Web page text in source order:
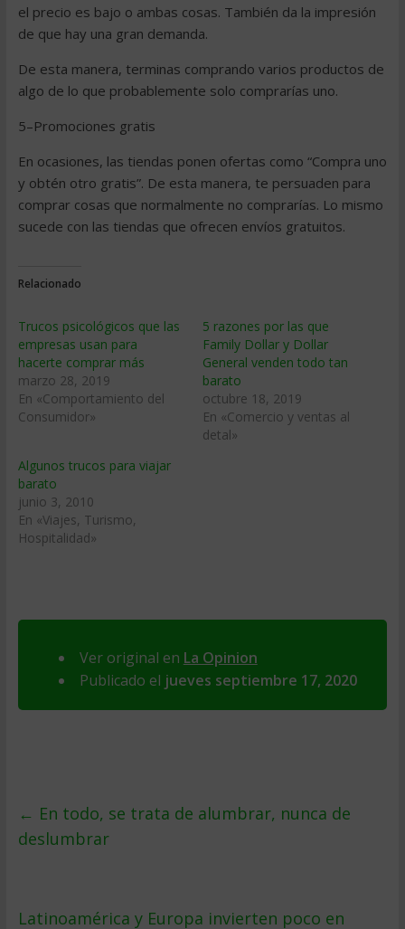
el precio es bajo o ambas cosas. También da la impresión
de que hay una gran demanda.
De esta manera, terminas comprando varios productos de
algo de lo que probablemente solo comprarías uno.
5–Promociones gratis
En ocasiones, las tiendas ponen ofertas como “Compra uno
y obtén otro gratis”. De esta manera, te persuaden para
comprar cosas que normalmente no comprarías. Lo mismo
sucede con las tiendas que ofrecen envíos gratuitos.
Relacionado
Trucos psicológicos que las
empresas usan para
hacerte comprar más
marzo 28, 2019
En «Comportamiento del
Consumidor»
5 razones por las que
Family Dollar y Dollar
General venden todo tan
barato
octubre 18, 2019
En «Comercio y ventas al
detal»
Algunos trucos para viajar
barato
junio 3, 2010
En «Viajes, Turismo,
Hospitalidad»
Ver original en La Opinion
Publicado el jueves septiembre 17, 2020
← En todo, se trata de alumbrar, nunca de
deslumbrar
Latinoamérica y Europa invierten poco en